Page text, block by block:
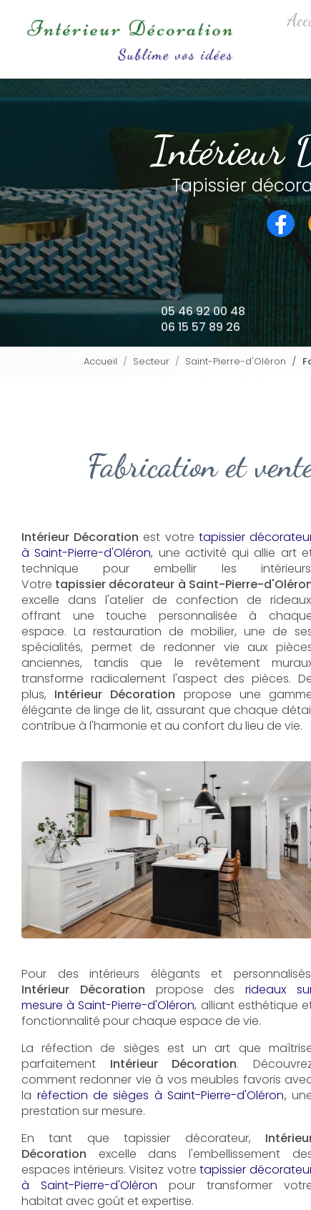
contenu
Intérieur
Tapissier
05 46 92 00 48
06 15 57 89 26
Accueil Secteur Saint-Pierre-d'Oléron
Fabrication et
Intérieur Décoration est votre tapissier
à Saint-Pierre-d'Oléron, une activité qui allie art
technique pour embellir les
Votre tapissier décorateur à Saint-Pierre-
excelle dans l'atelier de confection de
offrant une touche personnalisée à
espace. La restauration de mobilier, une de
spécialités, permet de redonner vie aux
anciennes, tandis que le revêtement
transforme radicalement l'aspect des pièces.
plus, Intérieur Décoration propose une
élégante de linge de lit, assurant que chaque
contribue à l'harmonie et au confort du lieu de vie.
Pour des intérieurs élégants et
Intérieur Décoration propose desrideaux
mesure à Saint-Pierre-d'Oléron, alliant esthétique
fonctionnalité pour chaque espace de vie.
La réfection de sièges est un art que
parfaitement Intérieur Décoration.
comment redonner vie à vos meubles favoris
la réfection de sièges à Saint-Pierre-d'Oléron,
prestation sur mesure.
En tant que tapissier décorateur,
Décoration excelle dans l'embellissement
espaces intérieurs. Visitez votretapissier
à Saint-Pierre-d'Oléron pour transformer
habitat avec goût et expertise.